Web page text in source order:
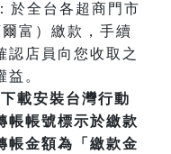
：於全台各超商門市
富）繳款，手續
認店員向您收取之
。
載安裝台灣行動
帳帳號標示於繳款
帳金額為「繳款金